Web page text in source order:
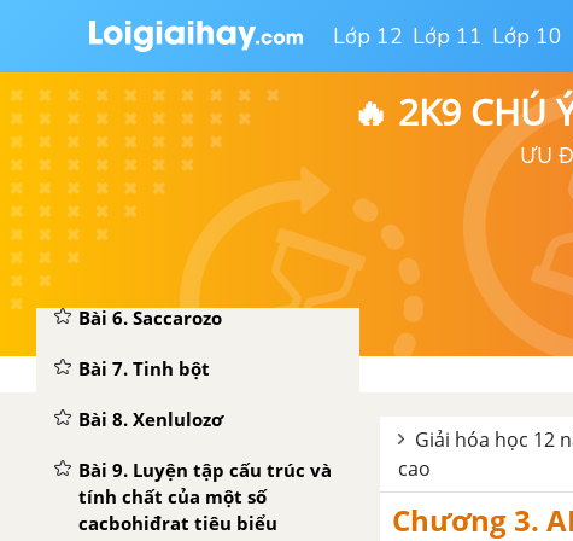
Lớp 12 Lớp 11 Lớp 10
🔥 2K9 CHÚ
ƯU
Bài 3. Chất giặt rửa
Bài 4. Luyện tập mối liên hệ
giữa hiđrocacbon và một số
dẫn xuất của hiđrocacbon
CHƯƠNG 2. CACBOHIĐRAT
Bài 5. Glucozơ - Hóa học 12
Nâng cao
Bài 6. Saccarozo
Bài 7. Tinh bột
Bài 8. Xenlulozơ
Bài 9. Luyện tập cấu trúc và
tính chất của một số
cacbohiđrat tiêu biểu
Giải hóa học 12
cao
Chương 3.